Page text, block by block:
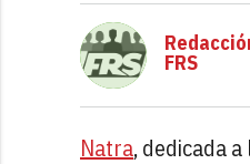
FRS
Natra, dedicada